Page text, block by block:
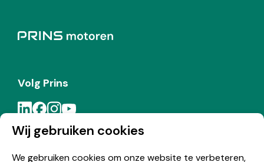
Wij gebruiken cookies
We gebruiken cookies om onze website te verbeteren,
Volg Prins
Meld je aan voor de Prins nieuwsbrief